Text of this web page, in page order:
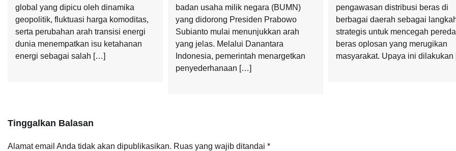
global yang dipicu oleh dinamika
geopolitik, fluktuasi harga komoditas,
serta perubahan arah transisi energi
dunia menempatkan isu ketahanan
energi sebagai salah […]
badan usaha milik negara (BUMN)
yang didorong Presiden Prabowo
Subianto mulai menunjukkan arah
yang jelas. Melalui Danantara
Indonesia, pemerintah menargetkan
penyederhanaan […]
pengawasan distribusi beras di
berbagai daerah sebagai
strategis untuk mencegah
beras oplosan yang merugikan
masyarakat. Upaya ini
Tinggalkan Balasan
Alamat email Anda tidak akan dipublikasikan. Ruas yang wajib ditandai *